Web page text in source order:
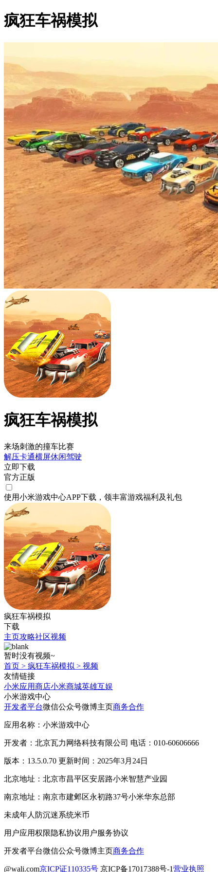
疯狂车祸模拟
疯狂车祸模拟
来场刺激的撞车比赛
解压卡通横屏休闲驾驶
立即下载
官方正版
使用小米游戏中心APP下载 ，领丰富游戏福利 及礼包
疯狂车祸模拟
下载
主页攻略社区视频
暂时没有视频~
首页 > 疯狂车祸模拟 > 视频
友情链接
小米应用商店小米商城英雄互娱
小米游戏中心
开发者平台微信公众号微博主页商务合作
应用名称：小米游戏中心
开发者：北京瓦力网络科技有限公司 电话：010-60606666
版本：13.5.0.70 更新时间：2025年3月24日
北京地址：北京市昌平区安居路小米智慧产业园
南京地址：南京市建邺区永初路37号小米华东总部
未成年人防沉迷系统米币
用户应用权限隐私协议用户服务协议
开发者平台微信公众号微博主页商务合作
@wali.com京ICP证110335号 京ICP备17017388号-1营业执照